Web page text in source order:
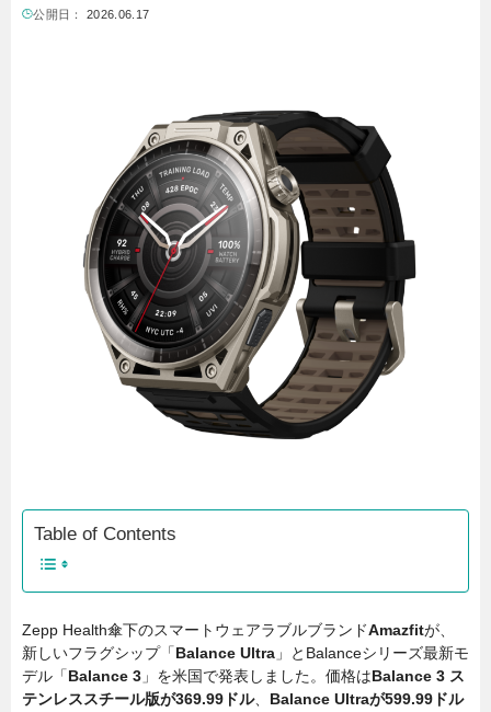
公開日： 2026.06.17
Table of Contents
Zepp Health傘下のスマートウェアラブルブランドAmazfitが、
新しいフラグシップ「Balance Ultra 」とBalanceシリーズ最新モ
デル「Balance 3 」を米国で発表しました。価格はBalance 3 ス
テンレススチール版が369.99ドル、 Balance Ultraが599.99ドル